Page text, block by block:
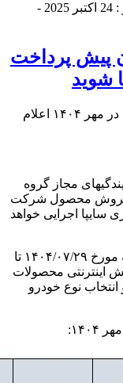
تاریخ انتشار : 24 اکتبر 2025 -
با ۲۳۰میلیون پیش پرداخت
شوید
شرایط طرح فروش سایپا بدون قرعه کشی در مهر ۱۴۰۴ اعلام
مجاز گروه
فروش محصول شرکت
سایپا اجرایی خواهد
متقاضیان محترم از ساعت ۱۰ روز سه شنبه مورخ ۱۴۰۴/۰۷/۲۹ تا
اینترنتی محصولات
نوع خودرو